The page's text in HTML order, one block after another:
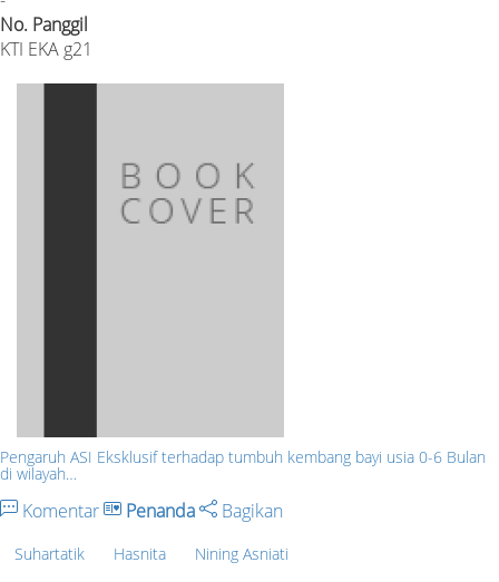
No. Panggil
KTI EKA g21
Pengaruh ASI Eksklusif terhadap tumbuh kembang bayi usia 0-6 Bulan
di wilayah…
Komentar Penanda Bagikan
Suhartatik Hasnita Nining Asniati